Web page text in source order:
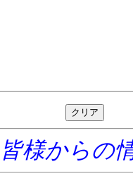
皆様からの